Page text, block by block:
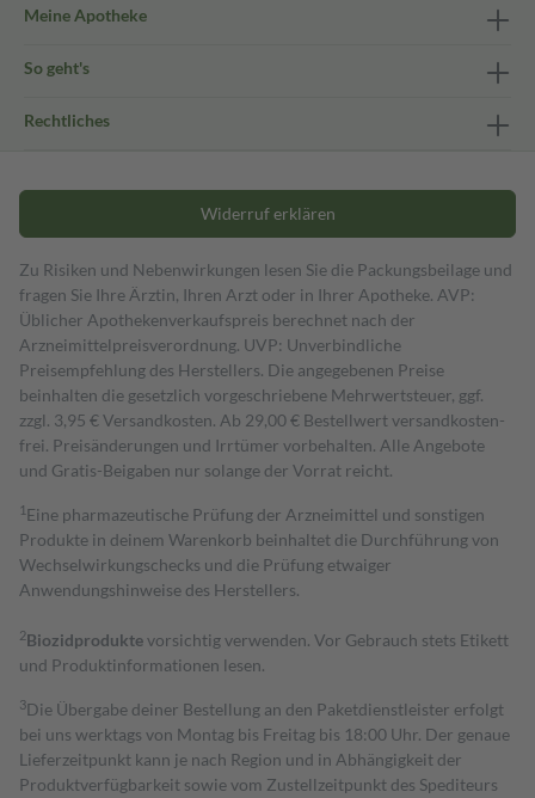
Meine Apotheke
So geht's
Rechtliches
Widerruf erklären
Zu Risiken und Nebenwirkungen lesen Sie die Packungsbeilage und
fragen Sie Ihre Ärztin, Ihren Arzt oder in Ihrer Apotheke. AVP:
Üblicher Apothekenverkaufspreis berechnet nach der
Arzneimittelpreisverordnung. UVP: Unverbindliche
Preisempfehlung des Herstellers. Die angegebenen Preise
beinhalten die gesetzlich vorgeschriebene Mehrwertsteuer, ggf.
zzgl. 3,95 € Versandkosten. Ab 29,00 € Bestell­wert versand­kosten­
frei. Preisänderungen und Irrtümer vorbehalten. Alle Angebote
und Gratis-Beigaben nur solange der Vorrat reicht.
1 Eine pharmazeutische Prüfung der Arzneimittel und sonstigen
Produkte in deinem Warenkorb beinhaltet die Durchführung von
Wechselwirkungschecks und die Prüfung etwaiger
Anwendungshinweise des Herstellers.
2Biozidproduktevorsichtig verwenden. Vor Gebrauch stets Etikett
und Produktinformationen lesen.
3Die Übergabe deiner Bestellung an den Paketdienstleister erfolgt
bei uns werktags von Montag bis Freitag bis 18:00 Uhr. Der genaue
Lieferzeitpunkt kann je nach Region und in Abhängigkeit der
Produktverfügbarkeit sowie vom Zustellzeitpunkt des Spediteurs